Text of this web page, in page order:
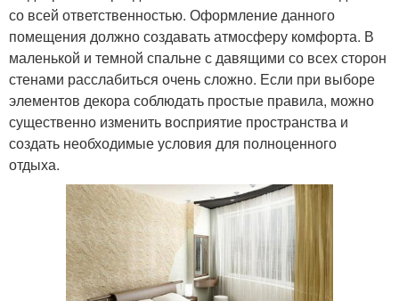
со всей ответственностью. Оформление данного
помещения должно создавать атмосферу комфорта. В
маленькой и темной спальне с давящими со всех сторон
стенами расслабиться очень сложно. Если при выборе
элементов декора соблюдать простые правила, можно
существенно изменить восприятие пространства и
создать необходимые условия для полноценного
отдыха.